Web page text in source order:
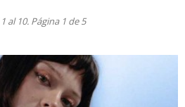
al 10. Página 1 de 5